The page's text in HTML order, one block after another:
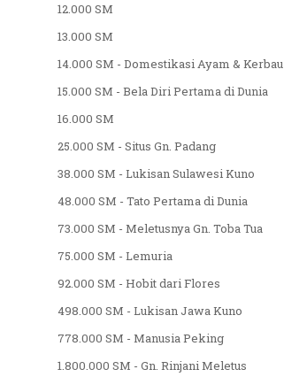
12.000 SM
13.000 SM
14.000 SM - Domestikasi Ayam & Kerbau
15.000 SM - Bela Diri Pertama di Dunia
16.000 SM
25.000 SM - Situs Gn. Padang
38.000 SM - Lukisan Sulawesi Kuno
48.000 SM - Tato Pertama di Dunia
73.000 SM - Meletusnya Gn. Toba Tua
75.000 SM - Lemuria
92.000 SM - Hobit dari Flores
498.000 SM - Lukisan Jawa Kuno
778.000 SM - Manusia Peking
1.800.000 SM - Gn. Rinjani Meletus